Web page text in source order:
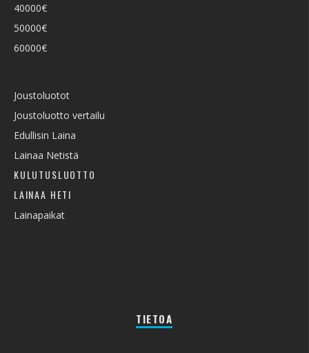
40000€
50000€
60000€
Joustoluotot
Joustoluotto vertailu
Edullisin Laina
Lainaa Netistä
KULUTUSLUOTTO
LAINAA HETI
Lainapaikat
TIETOA